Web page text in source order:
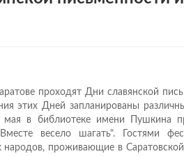
проходят Дни славянской
этих Дней запланированы
мая в библиотеке имени Пушкина
весело шагать". Гостями
народов, проживающие в